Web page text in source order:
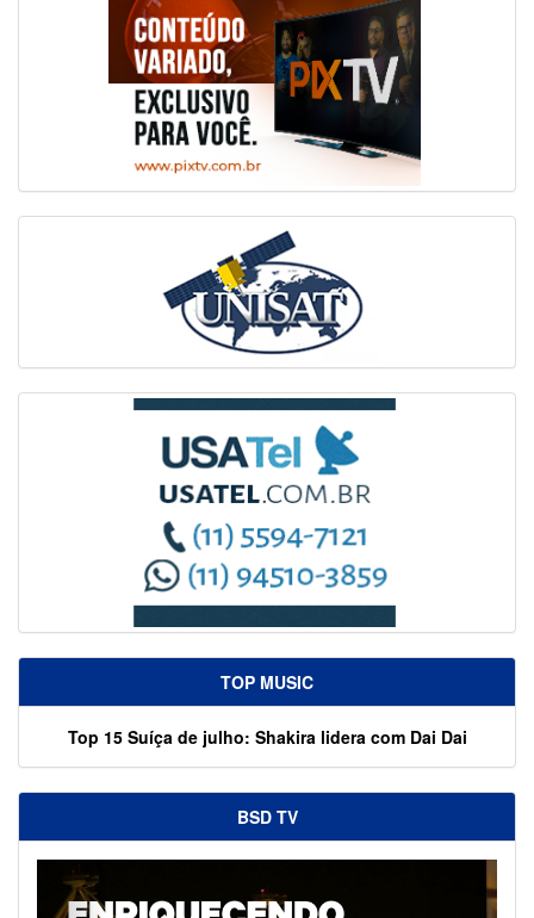
TOP MUSIC
Top 15 Suíça de julho: Shakira lidera com Dai Dai
BSD TV